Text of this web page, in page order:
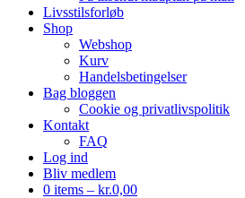
Livsstilsforløb
Shop
Webshop
Kurv
Handelsbetingelser
Bag bloggen
Cookie og privatlivspolitik
Kontakt
FAQ
Log ind
Bliv medlem
0 items – kr.0,00